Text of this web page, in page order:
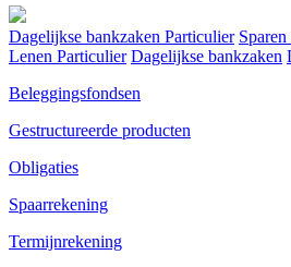
Dagelijkse bankzaken Particulier
Lenen Particulier Dagelijkse bankzaken
Beleggingsfondsen
Gestructureerde producten
Obligaties
Spaarrekening
Termijnrekening